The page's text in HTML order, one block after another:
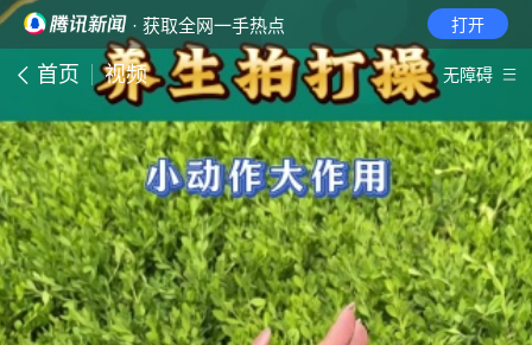
· 获取全网一手热点 打开
首页 视频 无障碍